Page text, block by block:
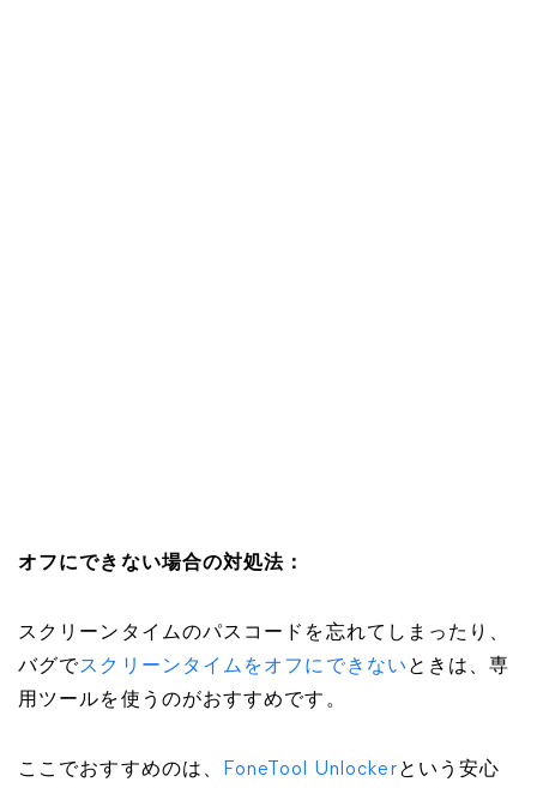
オフにできない場合の対処法：
スクリーンタイムのパスコードを忘れてしまったり、
バグでスクリーンタイムをオフにできない ときは、専
用ツールを使うのがおすすめです。
ここでおすすめのは、 FoneTool Unlockerという安心